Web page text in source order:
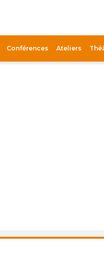
d'accueil
Conférences Ateliers